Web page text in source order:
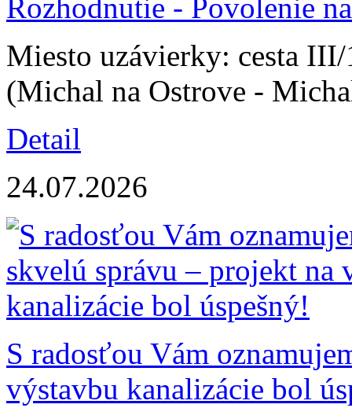
Rozhodnutie - Povolenie
Miesto uzávierky: cesta
(Michal na Ostrove -
Detail
24.07.2026
S radosťou Vám
výstavbu kanalizácie bol